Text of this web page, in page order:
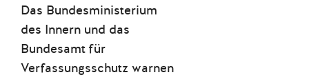
Das Bundesministerium
des Innern und das
Bundesamt für
Verfassungsschutz warnen